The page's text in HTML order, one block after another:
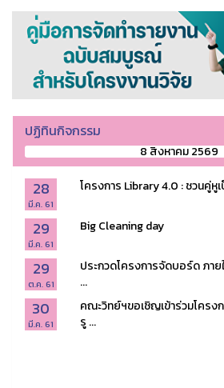
ปฏิทินกิจกรรม
8 สิงหาคม 2569
28
มี.ค. 61
โครงการ Library 4.0 : ชวนคู่หู
29
มี.ค. 61
Big Cleaning day
29
ต.ค. 61
ประกวดโครงการจัดบอร์ด ภาย
...
30
มี.ค. 61
คณะวิทย์ฯขอเชิญเข้าร่วมโครง
รู ...